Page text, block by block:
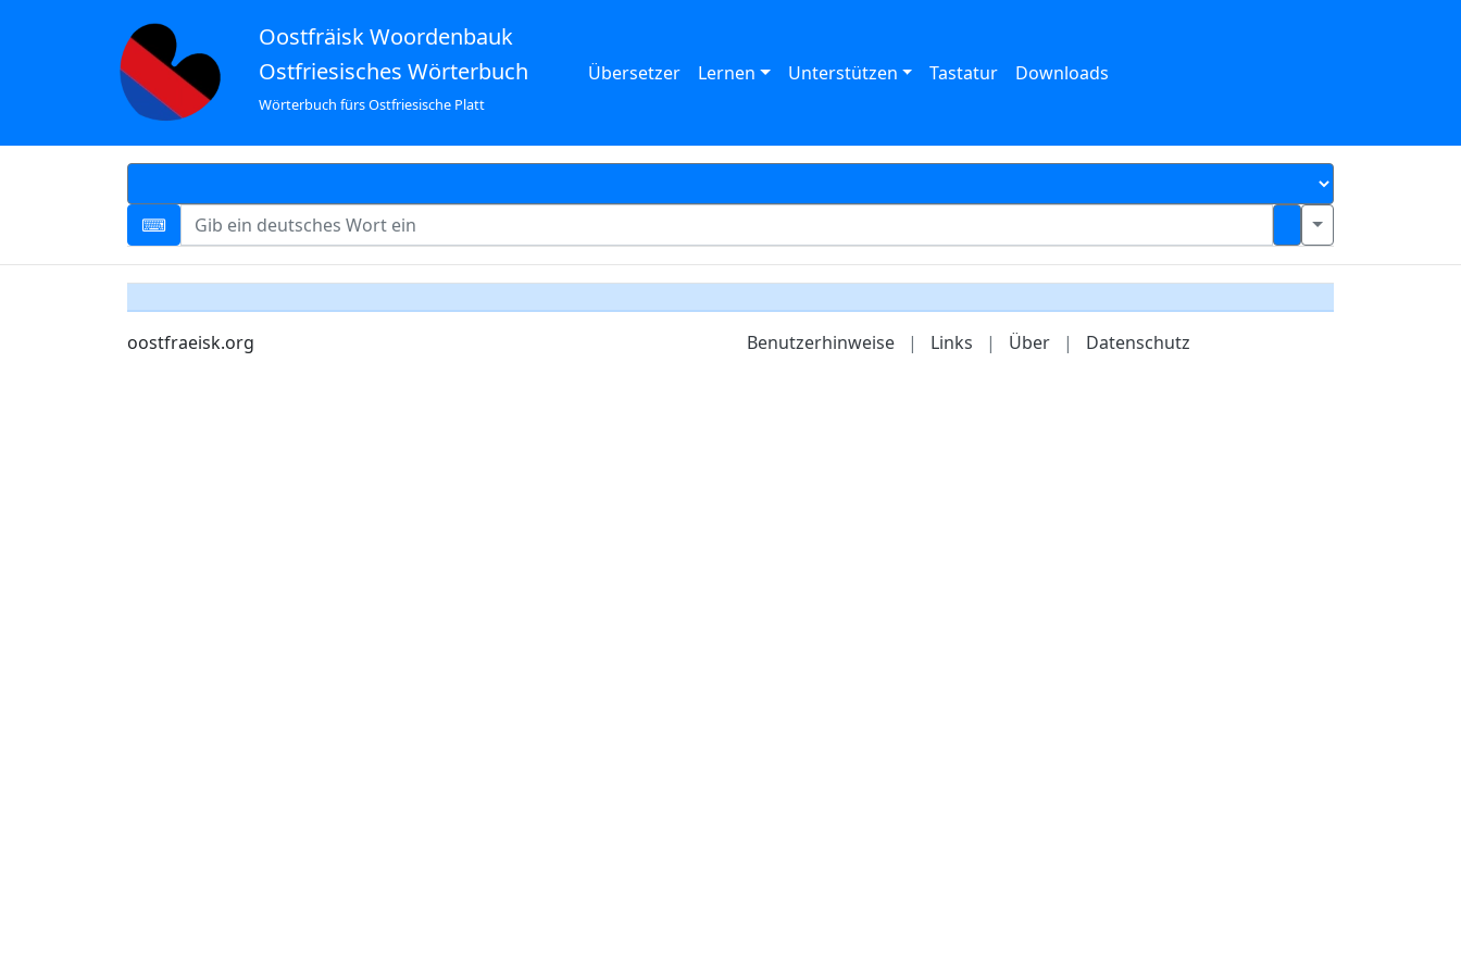
Oostfräisk Woordenbauk
Ostfriesisches Wörterbuch
Wörterbuch fürs Ostfriesische Platt
Übersetzer Lernen Unterstützen Tastatur Downloads
oostfraeisk.org Benutzerhinweise | Links | Über | Datenschutz